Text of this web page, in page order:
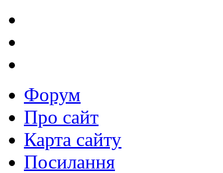
Форум
Про сайт
Карта сайту
Посилання